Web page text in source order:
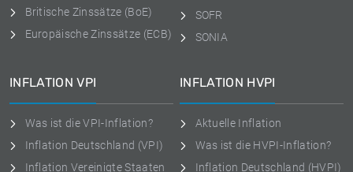
Britische Zinssätze (BoE)
Europäische Zinssätze (ECB)
SOFR
SONIA
INFLATION VPI
Was ist die VPI-Inflation?
Inflation Deutschland (VPI)
Inflation Vereinigte Staaten
INFLATION HVPI
Aktuelle Inflation
Was ist die HVPI-Inflation?
Inflation Deutschland (HVPI)